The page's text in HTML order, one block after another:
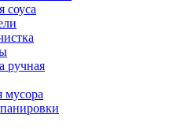
соуса
ручная
мусора